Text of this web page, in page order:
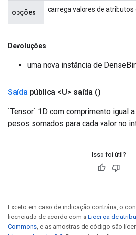
opções carrega valores de atributos
Devoluções
uma nova instância de
Saída pública <U> saída ()
`Tensor` 1D com comprimento igual
pesos somados para cada valor no
Isso foi útil?
Exceto em caso de indicação contrária, o
licenciado de acordo com a Licença de
Commons, e as amostras de código são